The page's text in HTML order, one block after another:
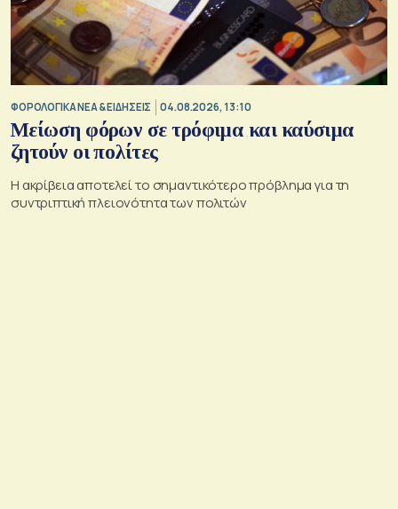
ΦΟΡΟΛΟΓΙΚΑ ΝΕΑ & EΙΔΗΣΕΙΣ 04.08.2026, 13:10
Μείωση φόρων σε τρόφιμα και καύσιμα
ζητούν οι πολίτες
Η ακρίβεια αποτελεί το σημαντικότερο πρόβλημα για τη
συντριπτική πλειονότητα των πολιτών